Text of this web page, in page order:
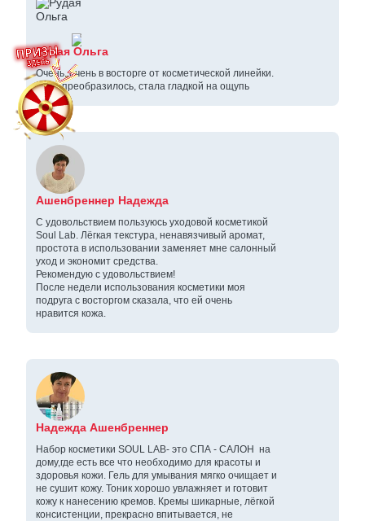
Рудая Ольга
Очень, очень в восторге от косметической линейки.
Кожа преобразилось, стала гладкой на ощупь
Ашенбреннер Надежда
С удовольствием пользуюсь уходовой косметикой
Soul Lab. Лёгкая текстура, ненавязчивый аромат,
простота в использовании заменяет мне салонный
уход и экономит средства.
Рекомендую с удовольствием!
После недели использования косметики моя
подруга с восторгом сказала, что ей очень
нравится кожа.
Надежда Ашенбреннер
Набор косметики SOUL LAB- это СПА - САЛОН на
дому,где есть все что необходимо для красоты и
здоровья кожи. Гель для умывания мягко очищает и
не сушит кожу. Тоник хорошо увлажняет и готовит
кожу к нанесению кремов. Кремы шикарные, лёгкой
консистенции, прекрасно впитывается, не